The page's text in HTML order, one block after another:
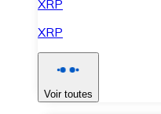
XRP
XRP
Voir toutes